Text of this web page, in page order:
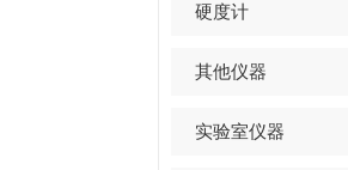
硬度计
其他仪器
实验室仪器